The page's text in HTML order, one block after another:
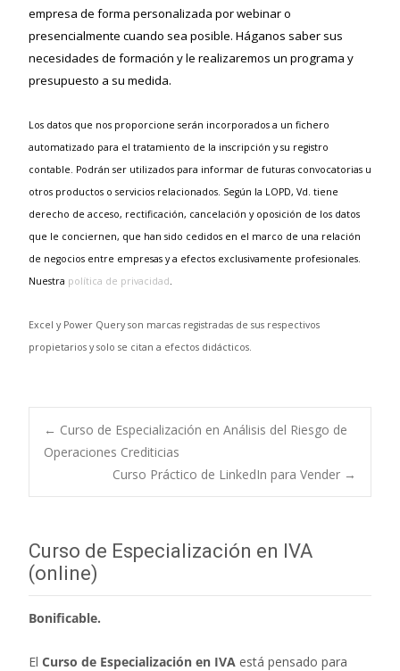
empresa de forma personalizada por webinar o
presencialmente cuando sea posible. Háganos saber sus
necesidades de formación y le realizaremos un programa y
presupuesto a su medida.
Los datos que nos proporcione serán incorporados a un fichero
automatizado para el tratamiento de la inscripción y su registro
contable. Podrán ser utilizados para informar de futuras convocatorias u
otros productos o servicios relacionados. Según la LOPD, Vd. tiene
derecho de acceso, rectificación, cancelación y oposición de los datos
que le conciernen, que han sido cedidos en el marco de una relación
de negocios entre empresas y a efectos exclusivamente profesionales.
Nuestra política de privacidad.
Excel y Power Query son marcas registradas de sus respectivos
propietarios y solo se citan a efectos didácticos.
Navegación de
entradas
← Curso de Especialización en Análisis del Riesgo de
Operaciones Crediticias
Curso Práctico de LinkedIn para Vender →
Curso de Especialización en IVA
(online)
Bonificable.
El Curso de Especialización en IVA está pensado para